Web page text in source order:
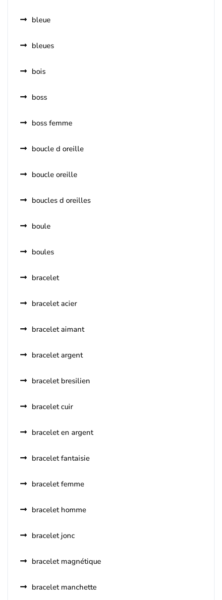
bleue
bleues
bois
boss
boss femme
boucle d oreille
boucle oreille
boucles d oreilles
boule
boules
bracelet
bracelet acier
bracelet aimant
bracelet argent
bracelet bresilien
bracelet cuir
bracelet en argent
bracelet fantaisie
bracelet femme
bracelet homme
bracelet jonc
bracelet magnétique
bracelet manchette